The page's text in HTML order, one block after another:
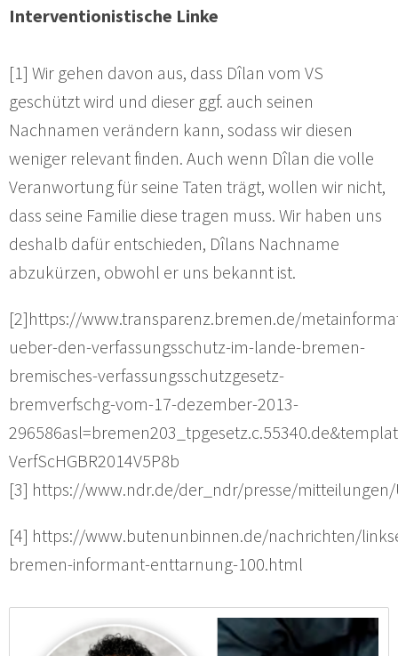
Interventionistische Linke
[1] Wir gehen davon aus, dass Dîlan vom VS
geschützt wird und dieser ggf. auch seinen
Nachnamen verändern kann, sodass wir diesen
weniger relevant finden. Auch wenn Dîlan die volle
Veranwortung für seine Taten trägt, wollen wir nicht,
dass seine Familie diese tragen muss. Wir haben uns
deshalb dafür entschieden, Dîlans Nachname
abzukürzen, obwohl er uns bekannt ist.
[2]https://www.transparenz.bremen.de/
ueber-den-verfassungsschutz-im-lande-bremen-
bremisches-verfassungsschutzgesetz-
bremverfschg-vom-17-dezember-2013-
VerfScHGBR2014V5P8b
[3] https://www.ndr.de/der_ndr/presse/
[4] https://www.butenunbinnen.de/nachrichten/
bremen-informant-enttarnung-100.html